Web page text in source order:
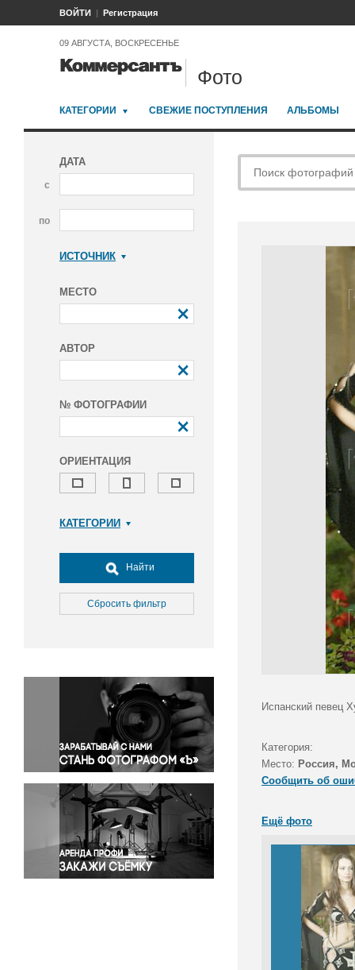
ВОЙТИ Регистрация
09 АВГУСТА, ВОСКРЕСЕНЬЕ
Фото
КАТЕГОРИИ СВЕЖИЕ ПОСТУПЛЕНИЯ АЛЬБОМЫ
ДАТА
с
по
ИСТОЧНИК
МЕСТО
АВТОР
№ ФОТОГРАФИИ
ОРИЕНТАЦИЯ
КАТЕГОРИИ
Досуг, туризм и отдых
Культура
Медицина
Окружающая среда
Политика
Правосудие
Происшествия и конфликты
Религия
Светская жизнь
Спорт
Экология
Экономика и бизнес
Найти
Сбросить фильтр
Испанский певец
Категория:
Место: Россия,
Сообщить об
Ещё фото